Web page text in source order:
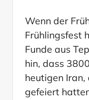
Wenn der
Frühlingsfest
Funde aus
hin, dass
heutigen Iran,
gefeiert